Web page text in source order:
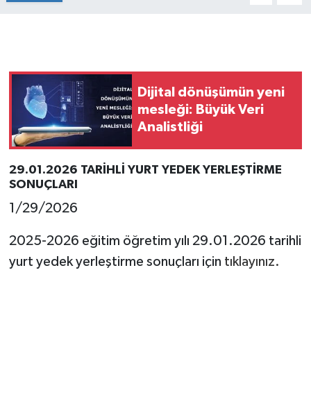
Dijital dönüşümün yeni
mesleği: Büyük Veri
Analistliği
29.01.2026 TARİHLİ YURT YEDEK YERLEŞTİRME
SONUÇLARI
1/29/2026
2025-2026 eğitim öğretim yılı 29.01.2026 tarihli
yurt yedek yerleştirme sonuçları için tıklayınız.